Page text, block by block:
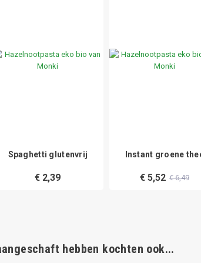
Spaghetti glutenvrij
€ 2,39
Instant groene
€ 5,52 € 6,49
hebben kochten ook...